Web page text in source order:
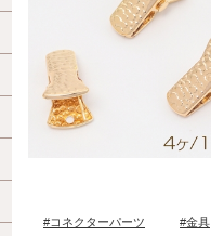
#コネクターパーツ #金具